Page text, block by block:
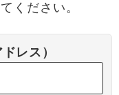
ください。
レス）